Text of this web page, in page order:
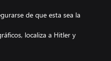
de que esta sea la
localiza a Hitler y